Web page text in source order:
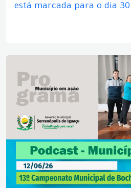
está marcada para o dia 30